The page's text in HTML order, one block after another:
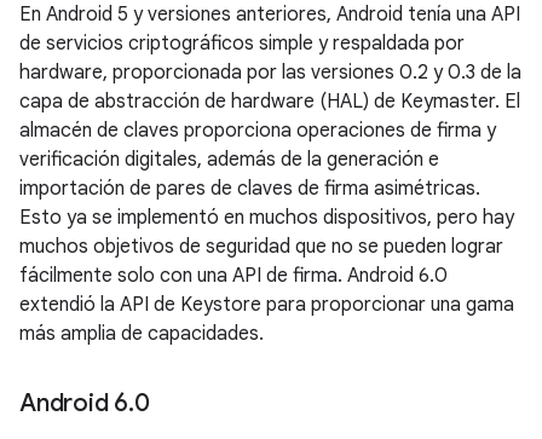
En Android 5 y versiones anteriores, Android tenía una API
de servicios criptográficos simple y respaldada por
hardware, proporcionada por las versiones 0.2 y 0.3 de la
capa de abstracción de hardware (HAL) de Keymaster. El
almacén de claves proporciona operaciones de firma y
verificación digitales, además de la generación e
importación de pares de claves de firma asimétricas.
Esto ya se implementó en muchos dispositivos, pero hay
muchos objetivos de seguridad que no se pueden lograr
fácilmente solo con una API de firma. Android 6.0
extendió la API de Keystore para proporcionar una gama
más amplia de capacidades.
Android 6.0